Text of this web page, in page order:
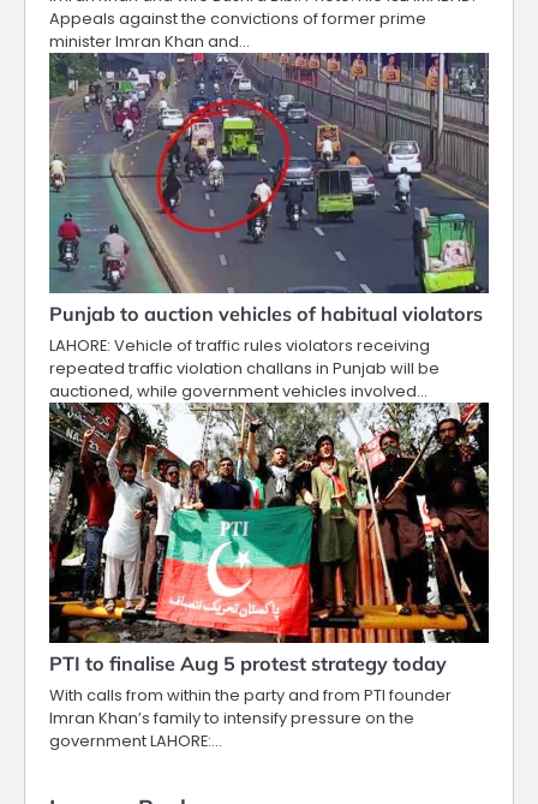
Appeals against the convictions of former prime
minister Imran Khan and…
Punjab to auction vehicles of habitual violators
LAHORE: Vehicle of traffic rules violators receiving
repeated traffic violation challans in Punjab will be
auctioned, while government vehicles involved…
PTI to finalise Aug 5 protest strategy today
With calls from within the party and from PTI founder
Imran Khan’s family to intensify pressure on the
government LAHORE:…